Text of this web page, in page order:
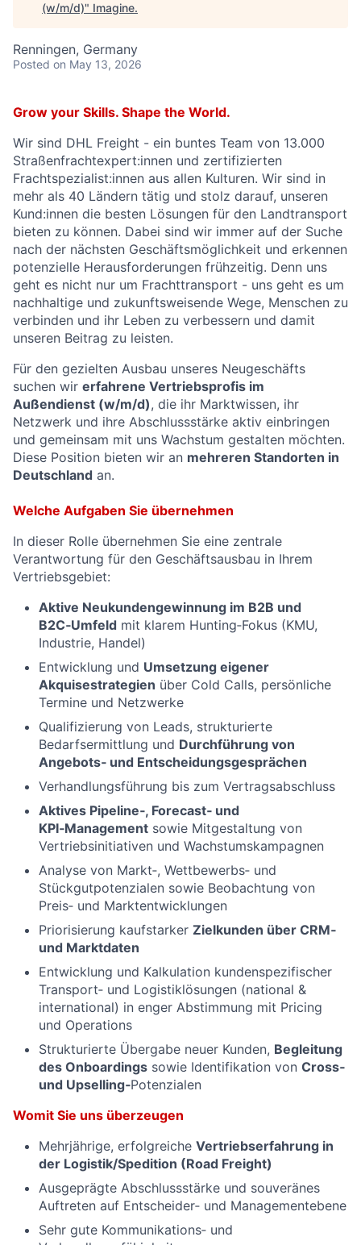
(w/m/d)" Imagine.
Renningen, Germany
Posted on May 13, 2026
Grow your Skills. Shape the World.
Wir sind DHL Freight - ein buntes Team von 13.000
Straßenfrachtexpert:innen und zertifizierten
Frachtspezialist:innen aus allen Kulturen. Wir sind in
mehr als 40 Ländern tätig und stolz darauf, unseren
Kund:innen die besten Lösungen für den Landtransport
bieten zu können. Dabei sind wir immer auf der Suche
nach der nächsten Geschäftsmöglichkeit und erkennen
potenzielle Herausforderungen frühzeitig. Denn uns
geht es nicht nur um Frachttransport - uns geht es um
nachhaltige und zukunftsweisende Wege, Menschen zu
verbinden und ihr Leben zu verbessern und damit
unseren Beitrag zu leisten.
Für den gezielten Ausbau unseres Neugeschäfts
suchen wir erfahrene Vertriebsprofis im
Außendienst (w/m/d), die ihr Marktwissen, ihr
Netzwerk und ihre Abschlussstärke aktiv einbringen
und gemeinsam mit uns Wachstum gestalten möchten.
Diese Position bieten wir an mehreren Standorten in
Deutschland an.
Welche Aufgaben Sie übernehmen
In dieser Rolle übernehmen Sie eine zentrale
Verantwortung für den Geschäftsausbau in Ihrem
Vertriebsgebiet:
Aktive Neukundengewinnung im B2B und
B2C‑Umfeld mit klarem Hunting‑Fokus (KMU,
Industrie, Handel)
Entwicklung und Umsetzung eigener
Akquisestrategien über Cold Calls, persönliche
Termine und Netzwerke
Qualifizierung von Leads, strukturierte
Bedarfsermittlung und Durchführung von
Angebots‑ und Entscheidungsgesprächen
Verhandlungsführung bis zum Vertragsabschluss
Aktives Pipeline‑, Forecast‑ und
KPI‑Management sowie Mitgestaltung von
Vertriebsinitiativen und Wachstumskampagnen
Analyse von Markt‑, Wettbewerbs‑ und
Stückgutpotenzialen sowie Beobachtung von
Preis‑ und Marktentwicklungen
Priorisierung kaufstarker Zielkunden über CRM‑
und Marktdaten
Entwicklung und Kalkulation kundenspezifischer
Transport‑ und Logistiklösungen (national &
international) in enger Abstimmung mit Pricing
und Operations
Strukturierte Übergabe neuer Kunden, Begleitung
des Onboardings sowie Identifikation von Cross‑
und Upselling‑Potenzialen
Womit Sie uns überzeugen
Mehrjährige, erfolgreiche Vertriebserfahrung in
der Logistik/Spedition (Road Freight)
Ausgeprägte Abschlussstärke und souveränes
Auftreten auf Entscheider‑ und Managementebene
Sehr gute Kommunikations‑ und